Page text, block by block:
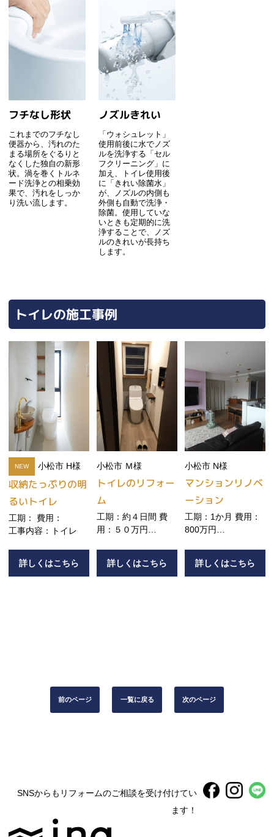
フチなし形状
これまでのフチなし
便器から、汚れのた
まる場所をぐるりと
なくした独自の新形
状。渦を巻くトルネ
ード洗浄との相乗効
果で、汚れをしっか
り洗い流します。
ノズルきれい
「ウォシュレット」
使用前後に水でノズ
ルを洗浄する「セル
フクリーニング」に
加え、トイレ使用後
に「きれい除菌水」
が、ノズルの内側も
外側も自動で洗浄・
除菌。使用していな
いときも定期的に洗
浄することで、ノズ
ルのきれいが長持ち
します。
トイレの施工事例
NEW 小松市 H様
収納たっぷりの明
るいトイレ
工期： 費用：
工事内容：トイレ
詳しくはこちら
小松市 Ｍ様
トイレのリフォー
ム
工期：約４日間 費
用：５０万円
詳しくはこちら
小松市 N様
マンションリノベ
ーション
工期：1か月 費用：
800万円
ション
詳しくはこちら
前のページ 一覧に戻る 次のページ
SNSからもリフォームのご相談を受け付けてい
ます！